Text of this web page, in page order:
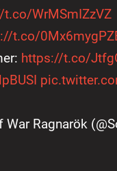
WrMSmIZzVZ
t.co/
https://t.co/
Ragnarök